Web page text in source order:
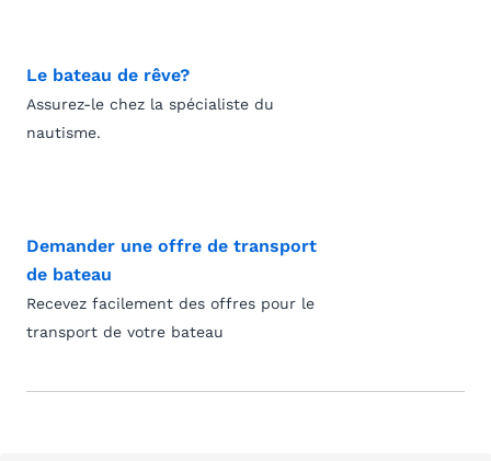
Le bateau de rêve?
Assurez-le chez la spécialiste du
nautisme.
Demander une offre de transport
de bateau
Recevez facilement des offres pour le
transport de votre bateau